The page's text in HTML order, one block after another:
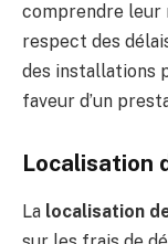
comprendre leur
respect des
des installations
faveur d’un
Localisation
La localisation